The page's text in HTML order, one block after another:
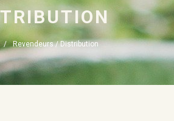
Revendeurs / Distribution